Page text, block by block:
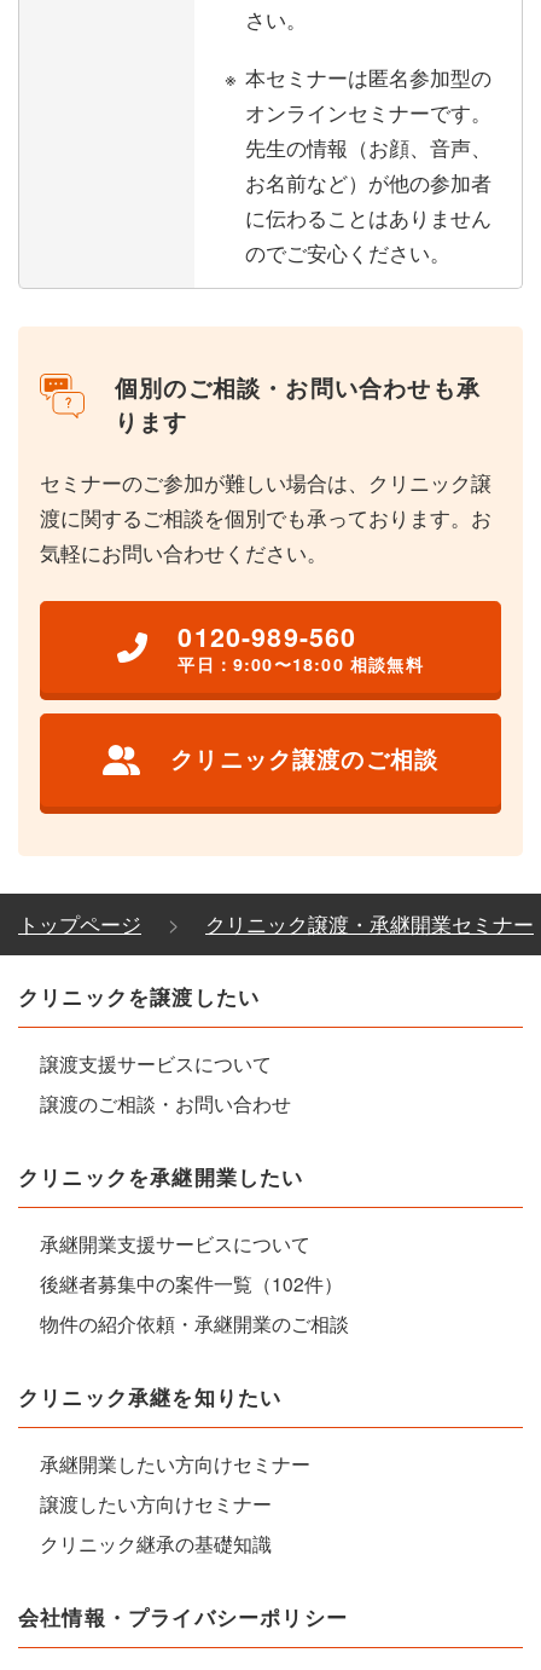
さい。
本セミナーは匿名参加型の
オンラインセミナーです。
先生の情報（お顔、音声、
お名前など）が他の参加者
に伝わることはありません
のでご安心ください。
個別のご相談・お問い合わせも承
ります
セミナーのご参加が難しい場合は、クリニック譲
渡に関するご相談を個別でも承っております。お
気軽にお問い合わせください。
0120-989-560
平日：9:00〜18:00 相談無料
クリニック譲渡のご相談
トップページ クリニック譲渡・承継開業セミナー
クリニックを譲渡したい
譲渡支援サービスについて
譲渡のご相談・お問い合わせ
クリニックを承継開業したい
承継開業支援サービスについて
後継者募集中の案件一覧（102件）
物件の紹介依頼・承継開業のご相談
クリニック承継を知りたい
承継開業したい方向けセミナー
譲渡したい方向けセミナー
クリニック継承の基礎知識
会社情報・プライバシーポリシー